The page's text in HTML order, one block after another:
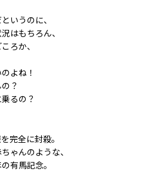
いうのに、
はもちろん、
ろか、
よね！
？
るの？
完全に封殺。
ゃんのような、
有馬記念。